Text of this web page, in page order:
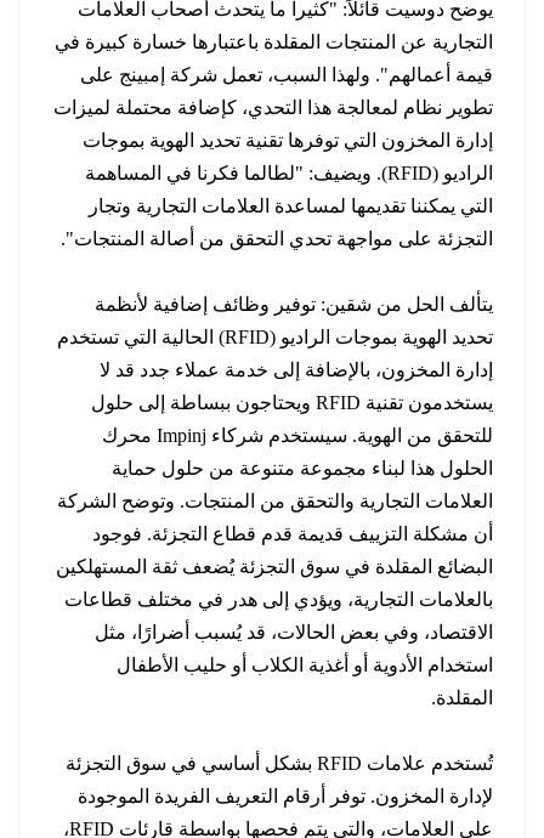
يوضح دوسيت قائلاً: "كثيراً ما يتحدث أصحاب العلامات
التجارية عن المنتجات المقلدة باعتبارها خسارة كبيرة في
قيمة أعمالهم". ولهذا السبب، تعمل شركة إمبينج على
تطوير نظام لمعالجة هذا التحدي، كإضافة محتملة لميزات
إدارة المخزون التي توفرها تقنية تحديد الهوية بموجات
الراديو (RFID). ويضيف: "لطالما فكرنا في المساهمة
التي يمكننا تقديمها لمساعدة العلامات التجارية وتجار
التجزئة على مواجهة تحدي التحقق من أصالة المنتجات".
يتألف الحل من شقين: توفير وظائف إضافية لأنظمة
تحديد الهوية بموجات الراديو (RFID) الحالية التي تستخدم
إدارة المخزون، بالإضافة إلى خدمة عملاء جدد قد لا
يستخدمون تقنية RFID ويحتاجون ببساطة إلى حلول
للتحقق من الهوية. سيستخدم شركاء Impinj محرك
الحلول هذا لبناء مجموعة متنوعة من حلول حماية
العلامات التجارية والتحقق من المنتجات. وتوضح الشركة
أن مشكلة التزييف قديمة قدم قطاع التجزئة. فوجود
البضائع المقلدة في سوق التجزئة يُضعف ثقة المستهلكين
بالعلامات التجارية، ويؤدي إلى هدر في مختلف قطاعات
الاقتصاد، وفي بعض الحالات، قد يُسبب أضرارًا، مثل
استخدام الأدوية أو أغذية الكلاب أو حليب الأطفال
المقلدة.
تُستخدم علامات RFID بشكل أساسي في سوق التجزئة
لإدارة المخزون. توفر أرقام التعريف الفريدة الموجودة
على العلامات، والتي يتم فحصها بواسطة قارئات RFID،